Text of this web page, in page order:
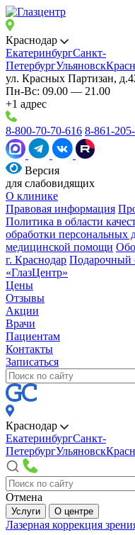
Краснодар
ЕкатеринбургСанкт-
ПетербургУльяновск
ул. Красных Партизан,
Пн-Вс: 09.00 — 21.00
+1 адрес
8-800-70-70-616 8-861-
Версия
для слабовидящих
О клинике
Правовая информация
Политика в области
обработки персональных
медицинской помощи
г. Краснодар Подарочный
«ГлазЦентр»
Цены
Отзывы
Акции
Врачи
Пациентам
Контакты
Записаться
Краснодар
ЕкатеринбургСанкт-
ПетербургУльяновск
Отмена
Услуги О центре
Лазерная коррекция